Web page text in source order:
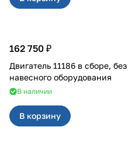
162 750 ₽
Двигатель 11186 в сборе, без
навесного оборудования
В наличии
В корзину